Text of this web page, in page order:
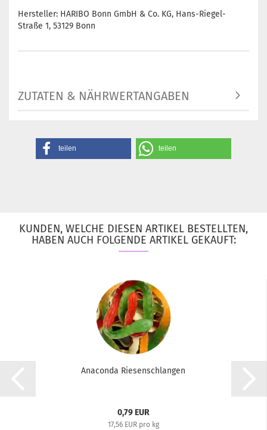
Hersteller: HARIBO Bonn GmbH & Co. KG, Hans-Riegel-
Straße 1, 53129 Bonn
ZUTATEN & NÄHRWERTANGABEN
teilen teilen
KUNDEN, WELCHE DIESEN ARTIKEL BESTELLTEN,
HABEN AUCH FOLGENDE ARTIKEL GEKAUFT:
Anaconda Riesenschlangen
0,79 EUR
17,56 EUR pro kg